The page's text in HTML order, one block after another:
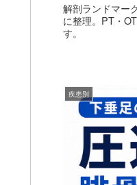
解剖ランドマー
に整理。PT・
す。
疾患別